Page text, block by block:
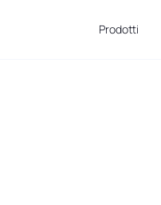
Prodotti